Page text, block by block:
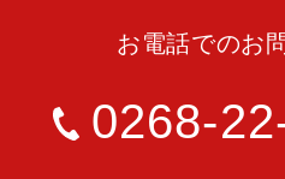
お電話でのお
0268-